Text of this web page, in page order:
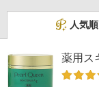
人気順
薬用ス